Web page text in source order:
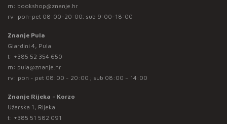
m: bookshop@znanje.hr
rv: pon-pet 08:00-20:00; sub 9:00-18:00
Znanje Pula
Giardini 4, Pula
t: +385 52 354 650
m: pula@znanje.hr
rv: pon - pet 08:00 - 20:00 ; sub 08:00 – 14:00
Znanje Rijeka - Korzo
Užarska 1, Rijeka
t: +385 51 582 091